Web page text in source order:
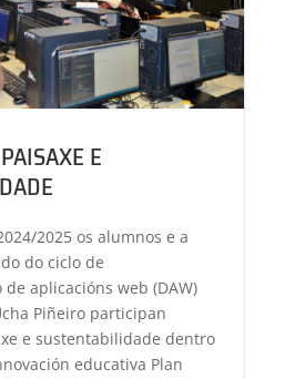
E
2025 os alumnos e a
do ciclo de
aplicacións web (DAW)
Piñeiro participan
e sustentabilidade dentro
educativa Plan